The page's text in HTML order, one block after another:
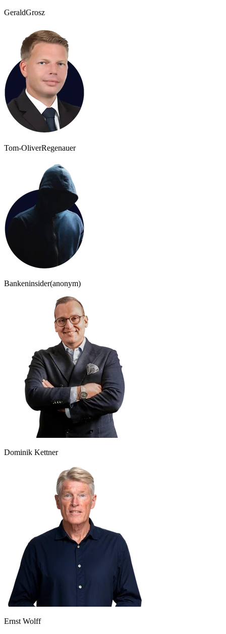
GeraldGrosz
Tom-OliverRegenauer
Bankeninsider(anonym)
Dominik Kettner
Ernst Wolff